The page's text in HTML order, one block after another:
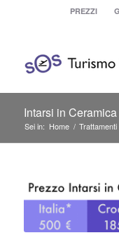
PREZZI
Intarsi in Ceramica
Sei in: Home / Trattamenti